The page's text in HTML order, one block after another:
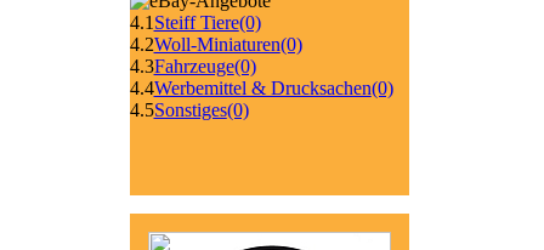
4.1 Steiff Tiere(0)
4.2Woll-Miniaturen(0)
4.3Fahrzeuge(0)
4.4Werbemittel & Drucksachen(0)
4.5Sonstiges(0)